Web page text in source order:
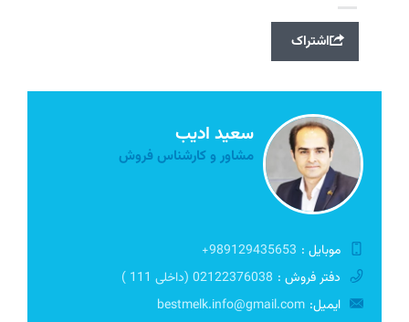
اشتراک
سعید ادیب
مشاور و کارشناس فروش
موبایل : 989129435653+
دفتر فروش : 02122376038 (داخلی 111 )
ایمیل: bestmelk.info@gmail.com